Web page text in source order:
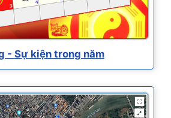
- Sự kiện trong năm